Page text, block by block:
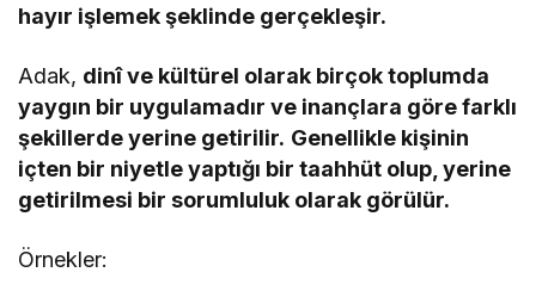
hayır işlemek şeklinde gerçekleşir.
Adak, dinî ve kültürel olarak birçok toplumda
yaygın bir uygulamadır ve inançlara göre farklı
şekillerde yerine getirilir. Genellikle kişinin
içten bir niyetle yaptığı bir taahhüt olup, yerine
getirilmesi bir sorumluluk olarak görülür.
Örnekler: